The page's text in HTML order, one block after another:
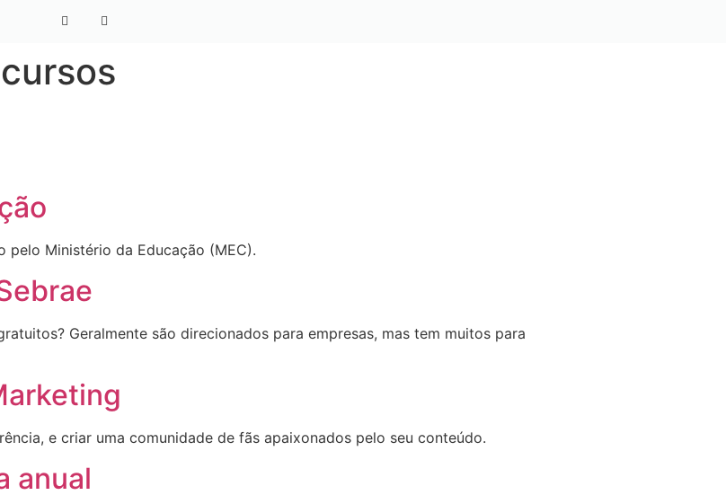
pelo Ministério da Educação (MEC).
Geralmente são direcionados para empresas, mas tem muitos para
e criar uma comunidade de fãs apaixonados pelo seu conteúdo.
anual